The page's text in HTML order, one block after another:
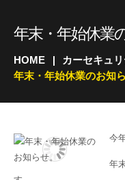
年末・年始休業
HOME
カーセキュ
年末・年始休業のお知ら
今
年